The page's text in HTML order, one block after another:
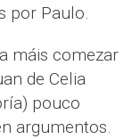
por Paulo.
máis comezar
de Celia
pouco
argumentos.